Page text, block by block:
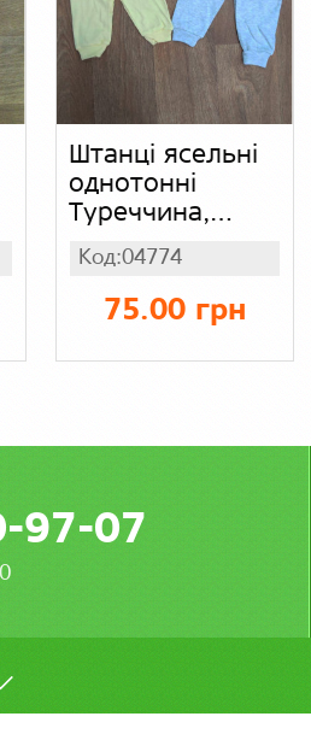
Штанці ясельні
однотонні
Туреччина,
інтерлок
Код:04774
75.00 грн
97-07